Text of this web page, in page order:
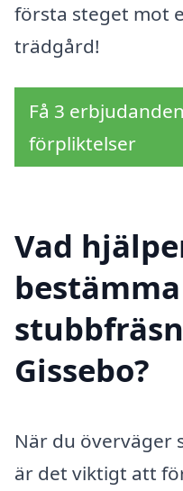
första steget mot
trädgård!
Få 3
förpliktelser
Vad
Gissebo?
När du överväger
är det viktigt att